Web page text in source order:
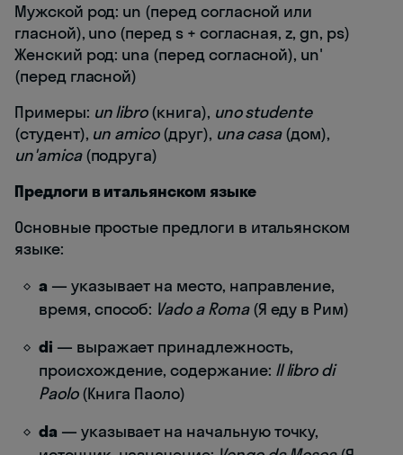
Мужской род: un (перед согласной или
гласной), uno (перед s + согласная, z, gn, ps)
Женский род: una (перед согласной), un'
(перед гласной)
Примеры: un libro(книга), uno studente
(студент), un amico(друг), una casa(дом),
un'amica(подруга)
Предлоги в итальянском языке
Основные простые предлоги в итальянском
языке:
a — указывает на место, направление,
время, способ: Vado a Roma(Я еду в Рим)
di — выражает принадлежность,
происхождение, содержание: Il libro di
Paolo(Книга Паоло)
da — указывает на начальную точку,